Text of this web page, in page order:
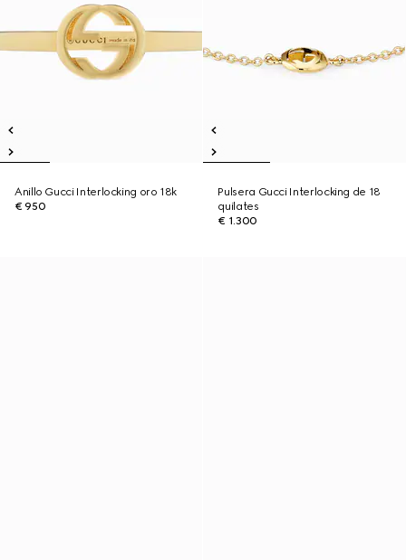
Anillo Gucci Interlocking oro 18k
€ 950
Pulsera Gucci Interlocking de 18
quilates
€ 1.300